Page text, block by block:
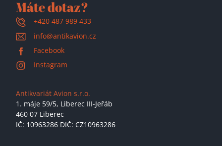
Máte dotaz?
+420 487 989 433
info@antikavion.cz
Facebook
Instagram
Antikvariát Avion s.r.o.
1. máje 59/5, Liberec III-Jeřáb
460 07 Liberec
IČ: 10963286 DIČ: CZ10963286